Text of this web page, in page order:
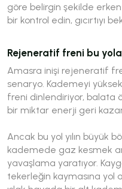
göre belirgin şekilde erken
bir kontrol edin, gıcırtıyı
Rejeneratif freni bu
Amasra inişi rejeneratif
senaryo. Kademeyi
freni dinlendiriyor, balata
bir miktar enerji geri
Ancak bu yol yılın büyük
kademede gaz kesmek
yavaşlama yaratıyor.
tekerleğin kaymasına yol